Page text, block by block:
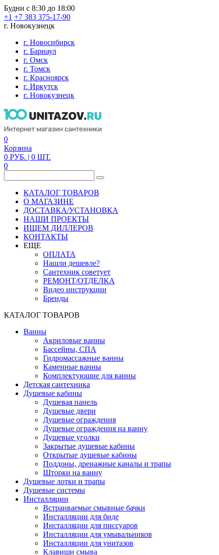
Будни с 8:30 до 18:00
+1 +7 383 375-17-90
г. Новокузнецк
г. Новосибирск
г. Барнаул
г. Омск
г. Томск
г. Красноярск
г. Иркутск
г. Новокузнецк
0
Корзина
0 РУБ. | 0 ШТ.
0
КАТАЛОГ ТОВАРОВ
О МАГАЗИНЕ
ДОСТАВКА/УСТАНОВКА
НАШИ ПРОЕКТЫ
ИЩЕМ ДИЛЛЕРОВ
КОНТАКТЫ
ЕЩЕ
ОПЛАТА
Нашли дешевле?
Сантехник советует
РЕМОНТ/ОТДЕЛКА
Видео инструкции
Бренды
КАТАЛОГ ТОВАРОВ
Ванны
Акриловые ванны
Бассейны, СПА
Гидромассажные ванны
Каменные ванны
Комплектующие для ванны
Детская сантехника
Душевые кабины
Душевая панель
Душевые двери
Душевые ограждения
Душевые ограждения на ванну
Душевые уголки
Закрытые душевые кабины
Открытые душевые кабины
Поддоны, дренажные каналы и трапы
Шторки на ванну
Душевые лотки и трапы
Душевые системы
Инсталляции
Встраиваемые смывные бачки
Инсталляции для биде
Инсталляции для писсуаров
Инсталляции для умывальников
Инсталляции для унитазов
Клавиши смыва